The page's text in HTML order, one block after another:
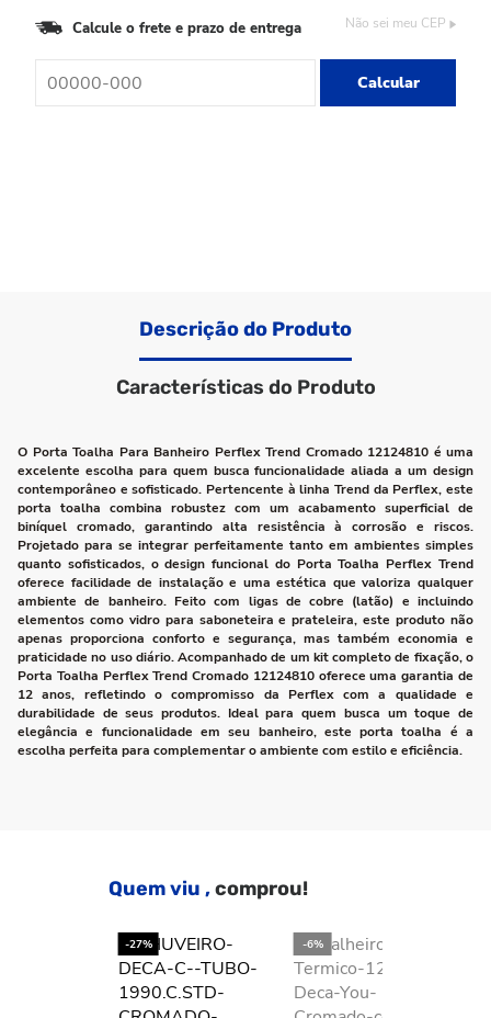
Calcule o frete e prazo de entrega Não sei meu CEP
Calcular
Descrição do Produto
Características do Produto
O Porta Toalha Para Banheiro Perflex Trend Cromado 12124810 é uma
excelente escolha para quem busca funcionalidade aliada a um design
contemporâneo e sofisticado. Pertencente à linha Trend da Perflex, este
porta toalha combina robustez com um acabamento superficial de
biníquel cromado, garantindo alta resistência à corrosão e riscos.
Projetado para se integrar perfeitamente tanto em ambientes simples
quanto sofisticados, o design funcional do Porta Toalha Perflex Trend
oferece facilidade de instalação e uma estética que valoriza qualquer
ambiente de banheiro. Feito com ligas de cobre (latão) e incluindo
elementos como vidro para saboneteira e prateleira, este produto não
apenas proporciona conforto e segurança, mas também economia e
praticidade no uso diário. Acompanhado de um kit completo de fixação, o
Porta Toalha Perflex Trend Cromado 12124810 oferece uma garantia de
12 anos, refletindo o compromisso da Perflex com a qualidade e
durabilidade de seus produtos. Ideal para quem busca um toque de
elegância e funcionalidade em seu banheiro, este porta toalha é a
escolha perfeita para complementar o ambiente com estilo e eficiência.
Quem viu ,comprou!
-27% -6%